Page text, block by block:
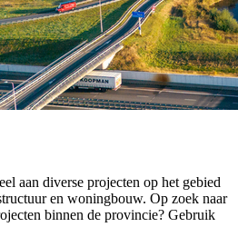
aan diverse projecten op het gebied
en woningbouw. Op zoek naar
binnen de provincie? Gebruik